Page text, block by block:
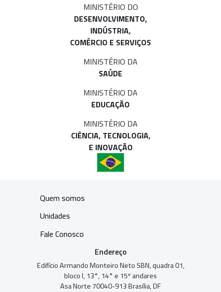
MINISTÉRIO DO
DESENVOLVIMENTO,
INDÚSTRIA,
COMÉRCIO E SERVIÇOS
MINISTÉRIO DA
SAÚDE
MINISTÉRIO DA
EDUCAÇÃO
MINISTÉRIO DA
CIÊNCIA, TECNOLOGIA,
E INOVAÇÃO
Quem somos
Unidades
Fale Conosco
Endereço
Edifício Armando Monteiro Neto SBN, quadra 01,
bloco I, 13°, 14° e 15º andares
Asa Norte 70040-913 Brasília, DF